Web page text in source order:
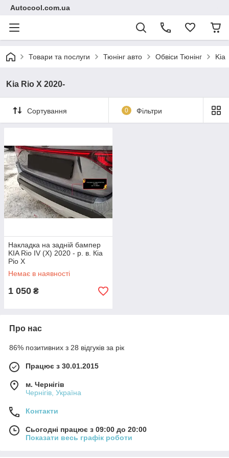
Autocool.com.ua
Товари та послуги Тюнінг авто Обвіси Тюнінг Kia
Kia Rio X 2020-
Сортування 0 Фільтри
Накладка на задній бампер
KIA Rio IV (X) 2020 - р. в. Кіа
Ріо Х
Немає в наявності
1 050 ₴
Про нас
86% позитивних з 28 відгуків за рік
Працює з 30.01.2015
м. Чернігів
Чернігів, Україна
Контакти
Сьогодні працює з 09:00 до 20:00
Показати весь графік роботи